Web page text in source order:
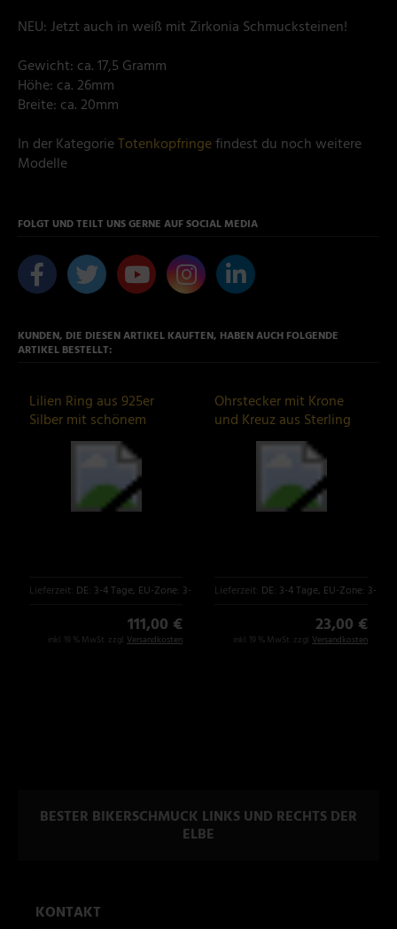
NEU: Jetzt auch in weiß mit Zirkonia Schmucksteinen!
Gewicht: ca. 17,5 Gramm
Höhe: ca. 26mm
Breite: ca. 20mm
In der KategorieTotenkopfringefindest du noch weitere
Modelle
FOLGT UND TEILT UNS GERNE AUF SOCIAL MEDIA
KUNDEN, DIE DIESEN ARTIKEL KAUFTEN, HABEN AUCH FOLGENDE
ARTIKEL BESTELLT:
Lilien Ring aus 925er
Silber mit schönem
Zirkonia Stein
Lieferzeit: DE: 3-4 Tage, EU-Zone: 3-6 Tage
111,00 €
inkl. 19 % MwSt. zzgl. Versandkosten
Ohrstecker mit Krone
und Kreuz aus Sterling
Lieferzeit: DE: 3-4 Tage, EU-Zone: 3-6
23,00 €
inkl. 19 % MwSt. zzgl. Versandkosten
BESTER BIKERSCHMUCK LINKS UND RECHTS DER
ELBE
KONTAKT